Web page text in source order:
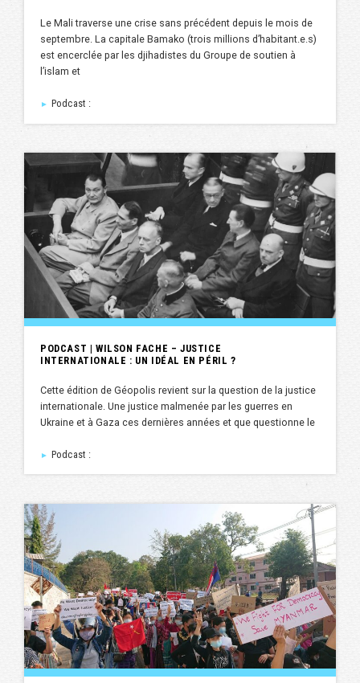
Le Mali traverse une crise sans précédent depuis le mois de
septembre. La capitale Bamako (trois millions d’habitant.e.s)
est encerclée par les djihadistes du Groupe de soutien à
l’islam et
► Podcast :
PODCAST | WILSON FACHE – JUSTICE
INTERNATIONALE : UN IDÉAL EN PÉRIL ?
Cette édition de Géopolis revient sur la question de la justice
internationale. Une justice malmenée par les guerres en
Ukraine et à Gaza ces dernières années et que questionne le
► Podcast :